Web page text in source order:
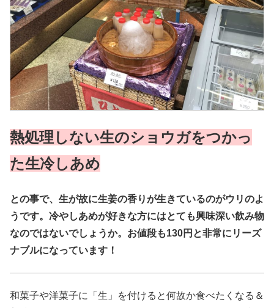
熱処理しない生のショウガをつかっ
た生冷しあめ
との事で、生が故に生姜の香りが生きているのがウリのよ
うです。冷やしあめが好きな方にはとても興味深い飲み物
なのではないでしょうか。お値段も130円と非常にリーズ
ナブルになっています！
和菓子や洋菓子に「生」を付けると何故か食べたくなる＆